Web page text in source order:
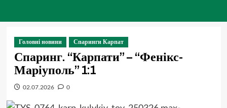
Головні новини Спаринги Карпат
Спаринг. “Карпати” – “Фенікс-
Маріуполь” 1:1
02.07.2026 0